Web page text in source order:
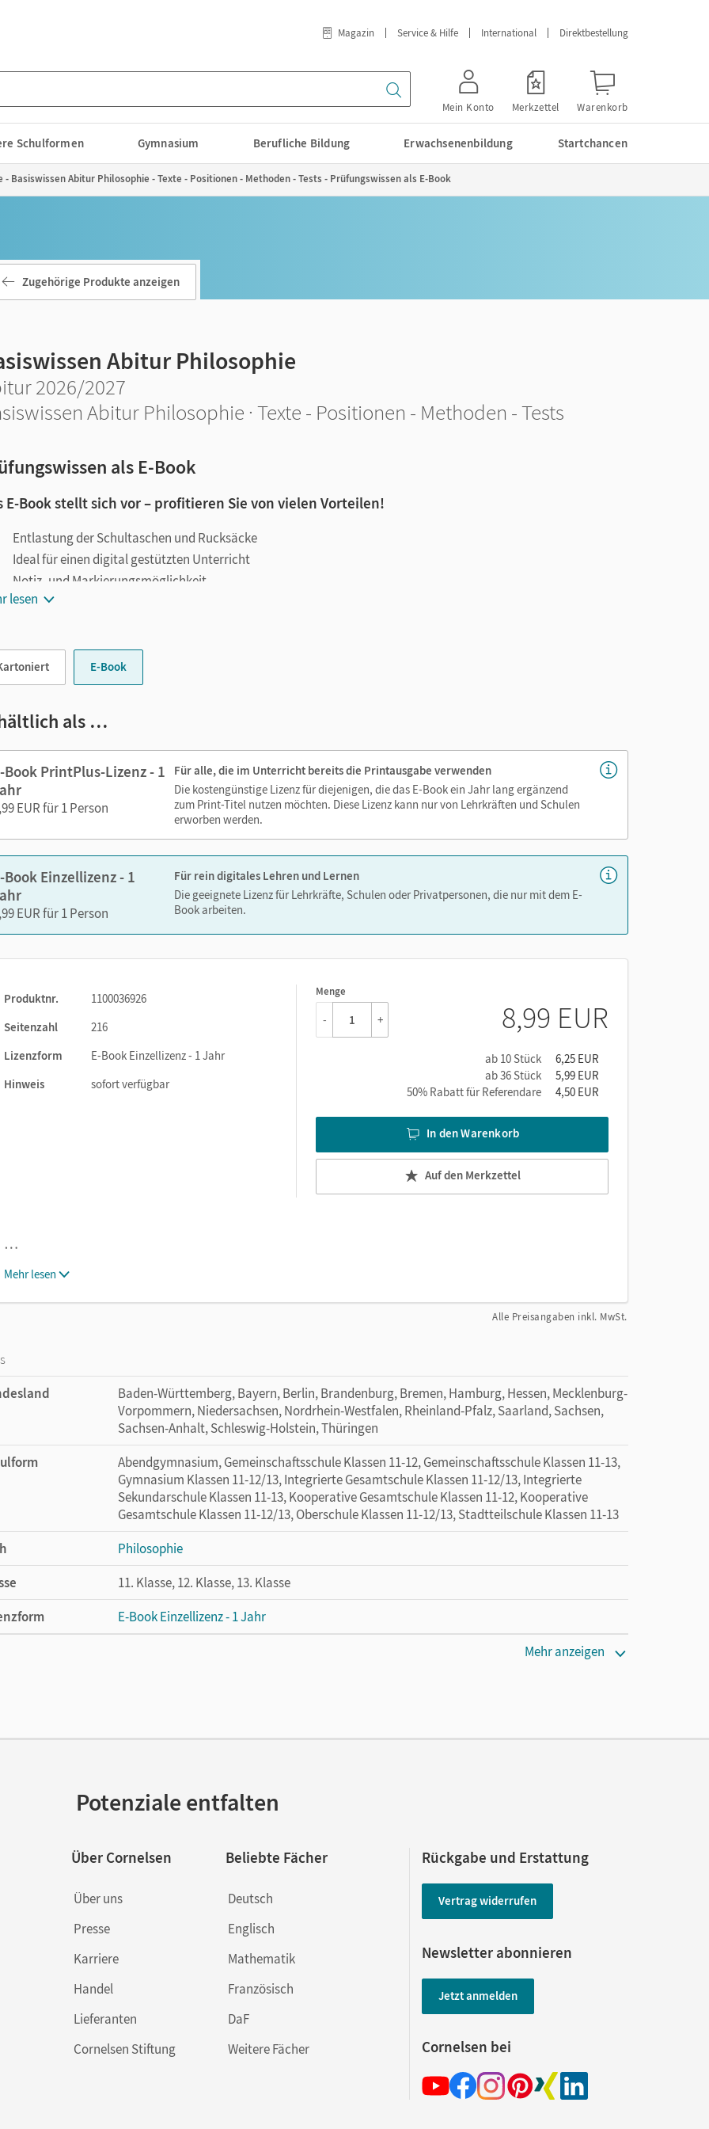
Magazin Service & Hilfe International Direktbestellung
Mein Konto Merkzettel Warenkorb
Schulformen Gymnasium Berufliche Bildung Erwachsenenbildung Startchancen
Basiswissen Abitur Philosophie - Texte - Positionen - Methoden - Tests - Prüfungswissen als E-Book
Zugehörige Produkte anzeigen
Abitur Philosophie
2026/2027
Abitur Philosophie · Texte - Positionen - Methoden - Tests
als E-Book
E-Book stellt sich vor – profitieren Sie von vielen Vorteilen!
Entlastung der Schultaschen und Rucksäcke
Ideal für einen digital gestützten Unterricht
Notiz- und Markierungsmöglichkeit
Jederzeit unkompliziert verfügbar
Notizen erstellen
Text ergänzen
Zoomen
lesen
E-Book
als …
Book PrintPlus-Lizenz - 1
EUR für 1 Person
Für alle, die im Unterricht bereits die Printausgabe verwenden
Die kostengünstige Lizenz für diejenigen, die das E-Book ein Jahr lang ergänzend
zum Print-Titel nutzen möchten. Diese Lizenz kann nur von Lehrkräften und Schulen
erworben werden.
Book Einzellizenz - 1
EUR für 1 Person
Für rein digitales Lehren und Lernen
Die geeignete Lizenz für Lehrkräfte, Schulen oder Privatpersonen, die nur mit dem E-
Book arbeiten.
Produktnr.
1100036926
Seitenzahl
216
Lizenzform
E-Book Einzellizenz - 1 Jahr
Hinweis
sofort verfügbar
Menge
1
- + 8,99 EUR
ab 10 Stück
6,25 EUR
ab 36 Stück
5,99 EUR
50% Rabatt für Referendare
4,50 EUR
In den Warenkorb
Auf den Merkzettel
…
Mehr lesen
Alle Preisangaben inkl. MwSt.
Baden-Württemberg, Bayern, Berlin, Brandenburg, Bremen, Hamburg, Hessen, Mecklenburg-
Vorpommern, Niedersachsen, Nordrhein-Westfalen, Rheinland-Pfalz, Saarland, Sachsen,
Sachsen-Anhalt, Schleswig-Holstein, Thüringen
Abendgymnasium, Gemeinschaftsschule Klassen 11-12, Gemeinschaftsschule Klassen 11-13,
Gymnasium Klassen 11-12/13, Integrierte Gesamtschule Klassen 11-12/13, Integrierte
Sekundarschule Klassen 11-13, Kooperative Gesamtschule Klassen 11-12, Kooperative
Gesamtschule Klassen 11-12/13, Oberschule Klassen 11-12/13, Stadtteilschule Klassen 11-13
Philosophie
11. Klasse, 12. Klasse, 13. Klasse
E-Book Einzellizenz - 1 Jahr
Cornelsen Verlag
Mehr anzeigen
Potenziale entfalten
Über Cornelsen
Über uns
Presse
Karriere
Handel
Lieferanten
Cornelsen Stiftung
Beliebte Fächer
Deutsch
Englisch
Mathematik
Französisch
DaF
Weitere Fächer
Rückgabe und Erstattung
Vertrag widerrufen
Newsletter abonnieren
Jetzt anmelden
Cornelsen bei